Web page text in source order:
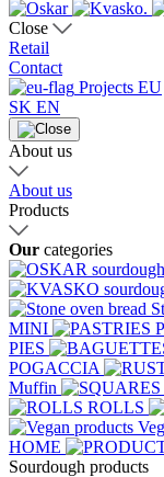
Close
Retail
Contact
Projects EU
SK EN
About us
About us
Products
Our categories
MINI
PIES
POGACCIA
Muffin
ROLLS
HOME
Sourdough products